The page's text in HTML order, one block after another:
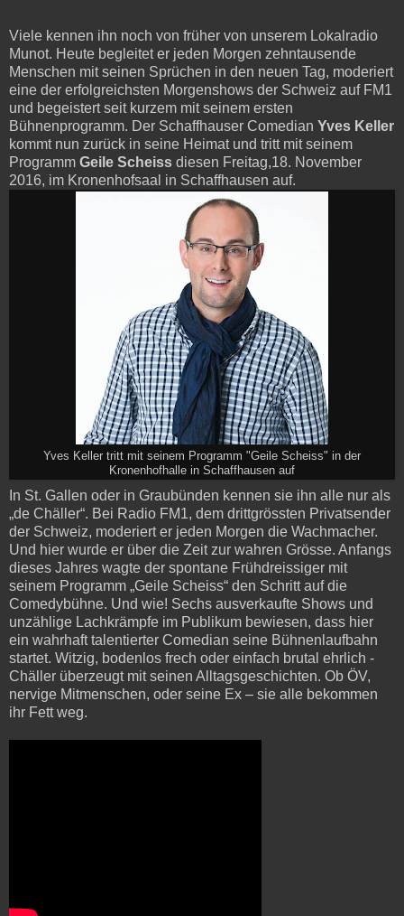
Viele kennen ihn noch von früher von unserem Lokalradio
Munot. Heute begleitet er jeden Morgen zehntausende
Menschen mit seinen Sprüchen in den neuen Tag, moderiert
eine der erfolgreichsten Morgenshows der Schweiz auf FM1
und begeistert seit kurzem mit seinem ersten
Bühnenprogramm. Der Schaffhauser Comedian Yves Keller
kommt nun zurück in seine Heimat und tritt mit seinem
Programm Geile Scheiss diesen Freitag,18. November
2016, im Kronenhofsaal in Schaffhausen auf.
Yves Keller tritt mit seinem Programm "Geile Scheiss" in der
Kronenhofhalle in Schaffhausen auf
In St. Gallen oder in Graubünden kennen sie ihn alle nur als
„de Chäller“. Bei Radio FM1, dem drittgrössten Privatsender
der Schweiz, moderiert er jeden Morgen die Wachmacher.
Und hier wurde er über die Zeit zur wahren Grösse. Anfangs
dieses Jahres wagte der spontane Frühdreissiger mit
seinem Programm „Geile Scheiss“ den Schritt auf die
Comedybühne. Und wie! Sechs ausverkaufte Shows und
unzählige Lachkrämpfe im Publikum bewiesen, dass hier
ein wahrhaft talentierter Comedian seine Bühnenlaufbahn
startet. Witzig, bodenlos frech oder einfach brutal ehrlich -
Chäller überzeugt mit seinen Alltagsgeschichten. Ob ÖV,
nervige Mitmenschen, oder seine Ex – sie alle bekommen
ihr Fett weg.